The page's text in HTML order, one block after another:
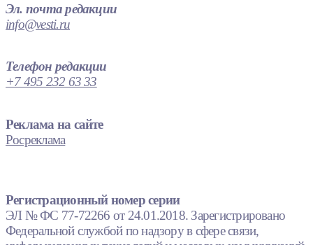
Эл. почта редакции
info@vesti.ru
Телефон редакции
+7 495 232 63 33
Реклама на сайте
Росреклама
Регистрационный номер серии
ЭЛ № ФС 77-72266 от 24.01.2018. Зарегистрировано
Федеральной службой по надзору в сфере связи,